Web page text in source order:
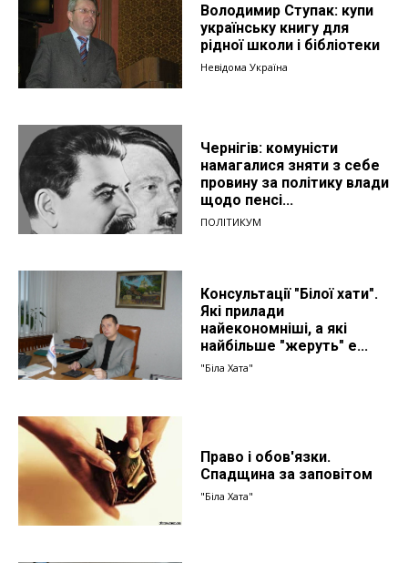
Володимир Ступак: купи
українську книгу для
рідної школи і бібліотеки
Невідома Україна
Чернігів: комуністи
намагалися зняти з себе
провину за політику влади
щодо пенсі...
ПОЛІТИКУМ
Консультації "Білої хати".
Які прилади
найекономніші, а які
найбільше "жеруть" е...
"Біла Хата"
Право і обов'язки.
Спадщина за заповітом
"Біла Хата"